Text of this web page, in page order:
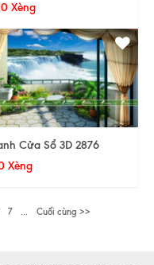
Xèng
Cửa Sổ 3D 2876
Xèng
7 ... Cuối cùng >>